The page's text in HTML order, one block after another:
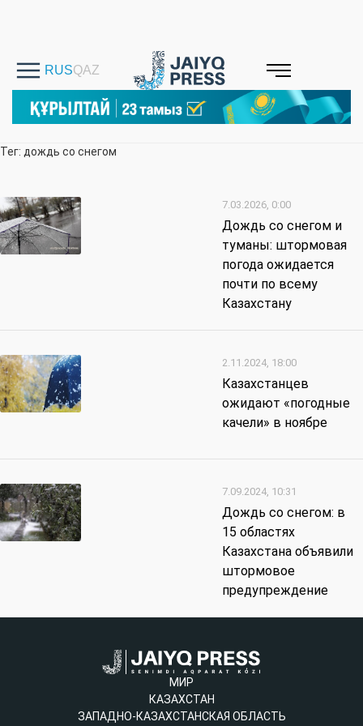
Тег: дождь со снегом
7.03.2026, 0:00
Дождь со снегом и
туманы: штормовая
погода ожидается
почти по всему
Казахстану
2.11.2024, 18:00
Казахстанцев
ожидают «погодные
качели» в ноябре
7.09.2024, 10:31
Дождь со снегом: в
15 областях
Казахстана объявили
штормовое
предупреждение
МИР
КАЗАХСТАН
ЗАПАДНО-КАЗАХСТАНСКАЯ ОБЛАСТЬ